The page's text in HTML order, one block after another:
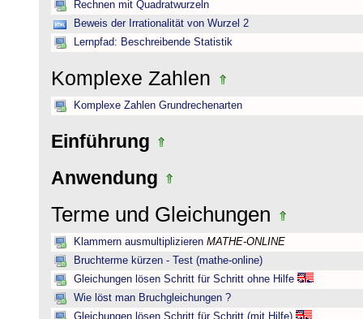
Rechnen mit Quadratwurzeln
Beweis der Irrationalität von Wurzel 2
Lernpfad: Beschreibende Statistik
Komplexe Zahlen
Komplexe Zahlen Grundrechenarten
Einführung
Anwendung
Terme und Gleichungen
Klammern ausmultiplizieren MATHE-ONLINE
Bruchterme kürzen - Test (mathe-online)
Gleichungen lösen Schritt für Schritt ohne Hilfe
Wie löst man Bruchgleichungen ?
Gleichungen lösen Schritt für Schritt (mit Hilfe)